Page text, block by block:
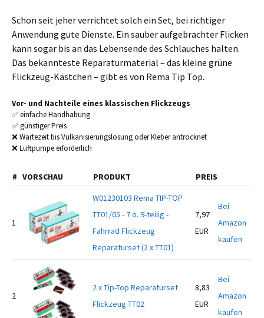
Schon seit jeher verrichtet solch ein Set, bei richtiger
Anwendung gute Dienste. Ein sauber aufgebrachter Flicken
kann sogar bis an das Lebensende des Schlauches halten.
Das bekannteste Reparaturmaterial – das kleine grüne
Flickzeug-Kästchen – gibt es von Rema Tip Top.
Vor- und Nachteile eines klassischen Flickzeugs
✅ einfache Handhabung
✅ günstiger Preis
❌ Wartezeit bis Vulkanisierungslösung oder Kleber antrocknet
❌ Luftpumpe erforderlich
# VORSCHAU PRODUKT PREIS
1
W01230103 Rema TIP-TOP
TT01/05 - 7 o. 9-teilig -
Fahrrad Flickzeug
Reparaturset (2 x TT01)
7,97
EUR
Bei
Amazon
kaufen
2
2 x Tip-Top Reparaturset
Flickzeug TT02
8,83
EUR
Bei
Amazon
kaufen